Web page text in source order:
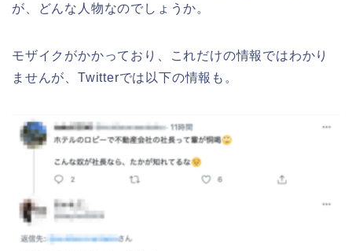
が、どんな人物なのでしょうか。
モザイクがかかっており、これだけの情報ではわかり
ませんが、Twitterでは以下の情報も。